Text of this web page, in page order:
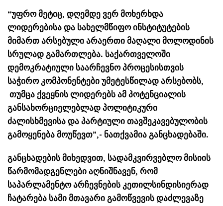
“უფრო მეტიც, დღემდე ვერ მოხერხდა
ლიდერებისა და სახელმწიფო ინსტიტუტების
მიმართ არსებული არაერთი მაღალი მოლოდინის
სრულად გამართლება. საქართველოში
დემოკრატიული საარჩევნო პროცესისთვის
საჭირო კომპონენტები უმეტესწილად არსებობს,
თუმცა ქვეყნის ლიდერებს ამ პოტენციალის
განსახორციელებლად პოლიტიკური
ძალისხმევისა და პარტიული თავშეკავებულობის
გამოყენება მოუწევთ”,- ნათქვამია განცხადებაში.
განცხადების მიხედვით, სადამკვირვებლო მისიის
წარმომადგენლები აღნიშნავენ, რომ
საპარლამენტო არჩევნების კეთილსინდისიერად
ჩატარება სამი მთავარი გამოწვევის დაძლევაზე